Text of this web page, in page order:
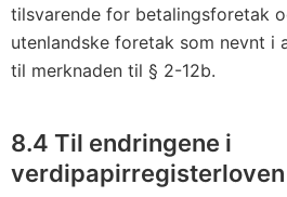
tilsvarende for betalingsforetak
utenlandske foretak som nevnt i
til merknaden til § 2-12b.
8.4 Til endringene i
verdipapirregisterloven